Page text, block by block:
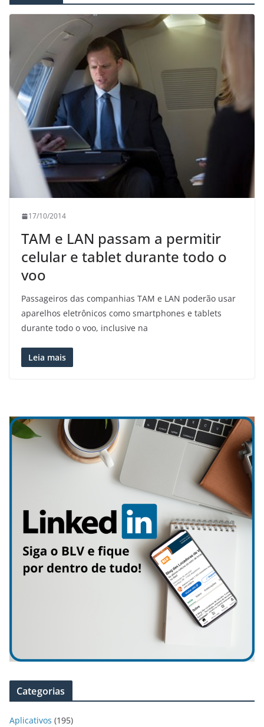
17/10/2014
TAM e LAN passam a permitir
celular e tablet durante todo o
voo
Passageiros das companhias TAM e LAN poderão usar
aparelhos eletrônicos como smartphones e tablets
durante todo o voo, inclusive na
Leia mais
Categorias
Aplicativos (195)